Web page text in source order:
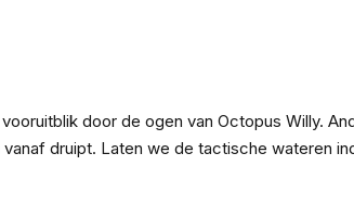
door de ogen van Octopus Willy.
druipt. Laten we de tactische wateren